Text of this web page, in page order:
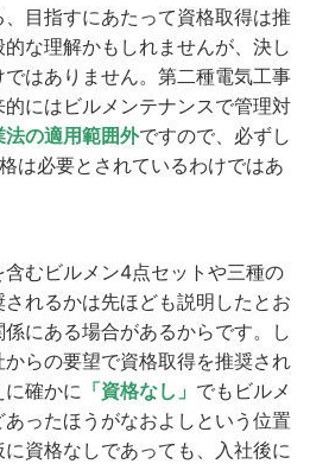
目指すにあたって資格取得は推
な理解かもしれませんが、決し
はありません。第二種電気工事
にはビルメンテナンスで管理対
法の適用範囲外ですので、必ずし
は必要とされているわけではあ
むビルメン4点セットや三種の
れるかは先ほども説明したとお
にある場合があるからです。し
らの要望で資格取得を推奨され
に確かに 「資格なし」 でもビルメ
ったほうがなおよしという位置
資格なしであっても、入社後に